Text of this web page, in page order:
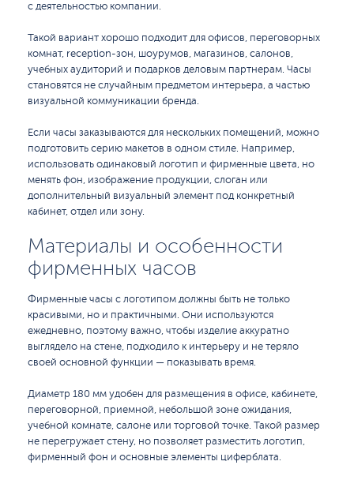
с деятельностью компании.
Такой вариант хорошо подходит для офисов, переговорных
комнат, reception-зон, шоурумов, магазинов, салонов,
учебных аудиторий и подарков деловым партнерам. Часы
становятся не случайным предметом интерьера, а частью
визуальной коммуникации бренда.
Если часы заказываются для нескольких помещений, можно
подготовить серию макетов в одном стиле. Например,
использовать одинаковый логотип и фирменные цвета, но
менять фон, изображение продукции, слоган или
дополнительный визуальный элемент под конкретный
кабинет, отдел или зону.
Материалы и особенности
фирменных часов
Фирменные часы с логотипом должны быть не только
красивыми, но и практичными. Они используются
ежедневно, поэтому важно, чтобы изделие аккуратно
выглядело на стене, подходило к интерьеру и не теряло
своей основной функции — показывать время.
Диаметр 180 мм удобен для размещения в офисе, кабинете,
переговорной, приемной, небольшой зоне ожидания,
учебной комнате, салоне или торговой точке. Такой размер
не перегружает стену, но позволяет разместить логотип,
фирменный фон и основные элементы циферблата.